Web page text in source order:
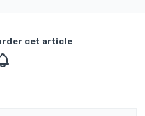
cet article